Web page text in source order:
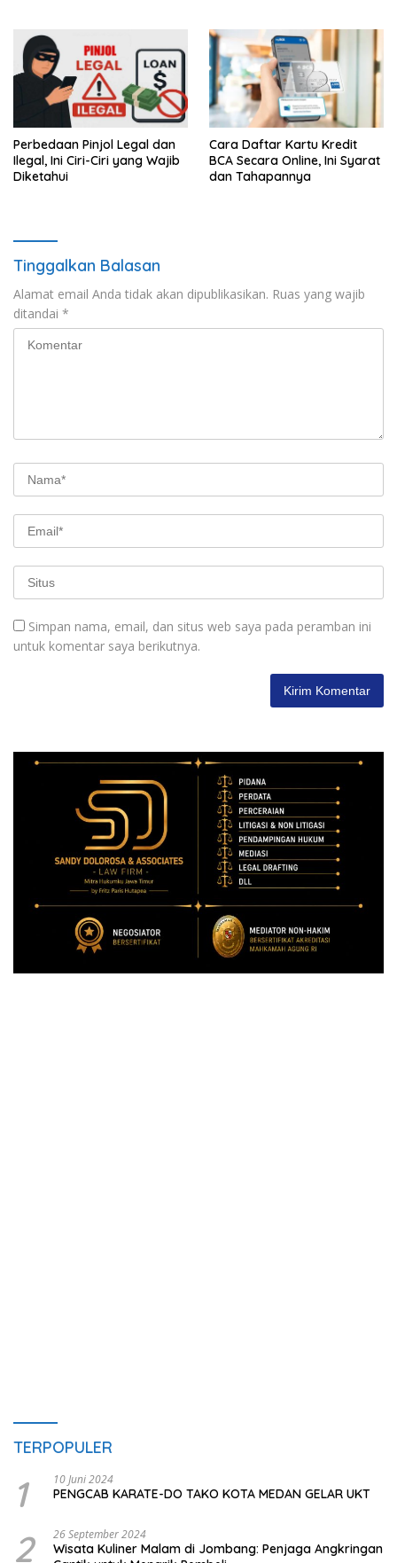
Perbedaan Pinjol Legal dan
Ilegal, Ini Ciri-Ciri yang Wajib
Diketahui
Cara Daftar Kartu Kredit
BCA Secara Online, Ini Syarat
dan Tahapannya
Tinggalkan Balasan
Alamat email Anda tidak akan dipublikasikan. Ruas yang wajib
ditandai *
Simpan nama, email, dan situs web saya pada peramban ini
untuk komentar saya berikutnya.
TERPOPULER
1 10 Juni 2024
PENGCAB KARATE-DO TAKO KOTA MEDAN GELAR UKT
2 26 September 2024
Wisata Kuliner Malam di Jombang: Penjaga Angkringan